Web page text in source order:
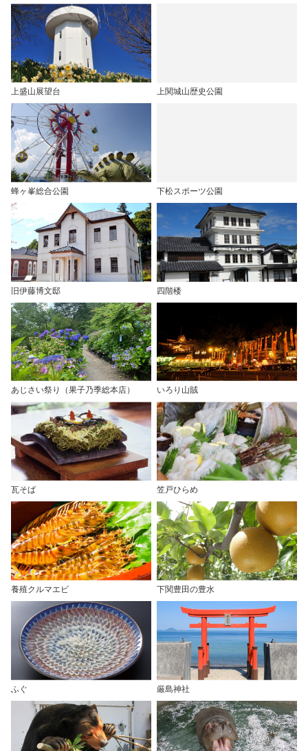
上盛山展望台 上関城山歴史公園
蜂ヶ峯総合公園 下松スポーツ公園
旧伊藤博文邸 四階楼
あじさい祭り（果子乃季総本店） いろり山賊
瓦そば 笠戸ひらめ
養殖クルマエビ 下関豊田の豊水
ふぐ 厳島神社